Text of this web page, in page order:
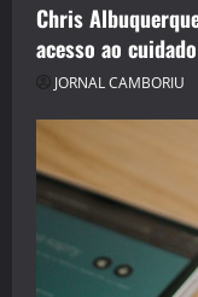
Chris
acesso ao
JORNAL CAMBORIU